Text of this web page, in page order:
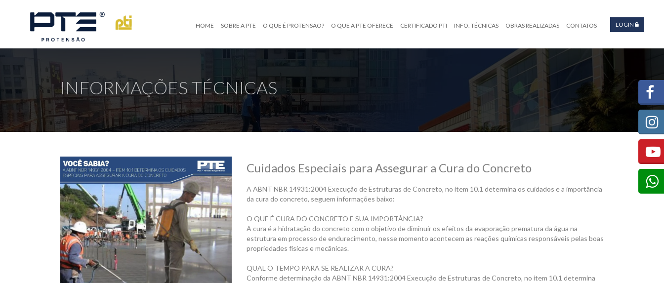
HOME SOBRE A PTE O QUE É PROTENSÃO? O QUE A PTE OFERECE CERTIFICADO PTI INFO. TÉCNICAS OBRAS REALIZADAS CONTATOS LOGIN
INFORMAÇÕES TÉCNICAS
Cuidados Especiais para Assegurar a Cura do Concreto
A ABNT NBR 14931:2004 Execução de Estruturas de Concreto, no item 10.1 determina os cuidados e a importância
da cura do concreto, seguem informações baixo:
O QUE É CURA DO CONCRETO E SUA IMPORTÂNCIA?
A cura é a hidratação do concreto com o objetivo de diminuir os efeitos da evaporação prematura da água na
estrutura em processo de endurecimento, nesse momento acontecem as reações químicas responsáveis pelas boas
propriedades físicas e mecânicas.
QUAL O TEMPO PARA SE REALIZAR A CURA?
Conforme determinação da ABNT NBR 14931:2004 Execução de Estruturas de Concreto, no item 10.1 determina